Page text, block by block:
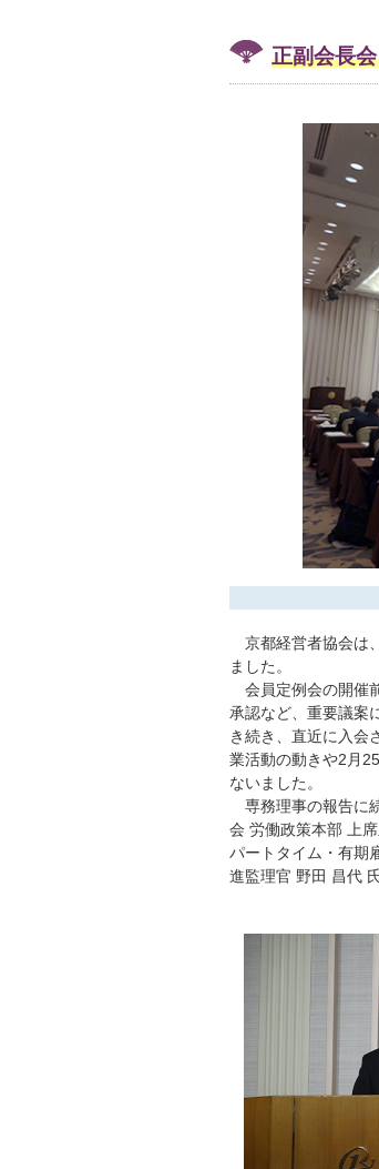
正副会長
京都経営者協会は
ました。
会員定例会の開催
承認など、重要議案
き続き、直近に入会
業活動の動きや2月
ないました。
専務理事の報告に
会 労働政策本部 上
パートタイム・有期
進監理官 野田 昌代